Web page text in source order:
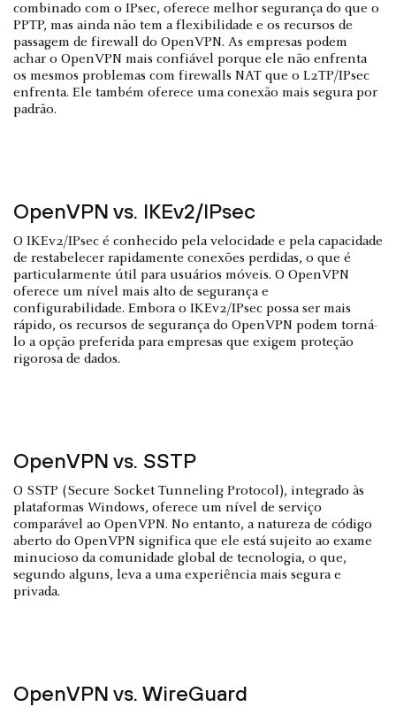
combinado com o IPsec, oferece melhor segurança do que o
PPTP, mas ainda não tem a flexibilidade e os recursos de
passagem de firewall do OpenVPN. As empresas podem
achar o OpenVPN mais confiável porque ele não enfrenta
os mesmos problemas com firewalls NAT que o L2TP/IPsec
enfrenta. Ele também oferece uma conexão mais segura por
padrão.
OpenVPN vs. IKEv2/IPsec
O IKEv2/IPsec é conhecido pela velocidade e pela capacidade
de restabelecer rapidamente conexões perdidas, o que é
particularmente útil para usuários móveis. O OpenVPN
oferece um nível mais alto de segurança e
configurabilidade. Embora o IKEv2/IPsec possa ser mais
rápido, os recursos de segurança do OpenVPN podem torná-
lo a opção preferida para empresas que exigem proteção
rigorosa de dados.
OpenVPN vs. SSTP
O SSTP (Secure Socket Tunneling Protocol), integrado às
plataformas Windows, oferece um nível de serviço
comparável ao OpenVPN. No entanto, a natureza de código
aberto do OpenVPN significa que ele está sujeito ao exame
minucioso da comunidade global de tecnologia, o que,
segundo alguns, leva a uma experiência mais segura e
privada.
OpenVPN vs. WireGuard